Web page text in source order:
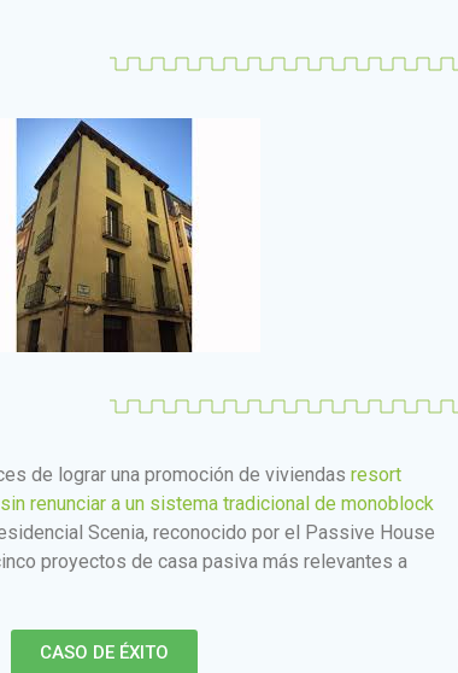
de lograr una promoción de viviendas resort
renunciar a un sistema tradicional de monoblock
Scenia, reconocido por el Passive House
proyectos de casa pasiva más relevantes a
CASO DE ÉXITO